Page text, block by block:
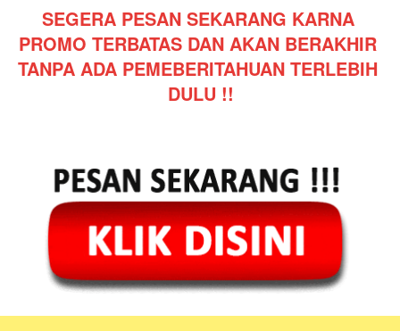
SEGERA PESAN SEKARANG KARNA
PROMO TERBATAS DAN AKAN BERAKHIR
TANPA ADA PEMEBERITAHUAN TERLEBIH
DULU !!